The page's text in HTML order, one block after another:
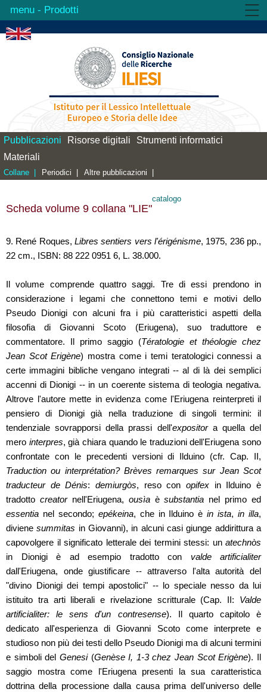
- Prodotti
Istituto
Attività
Pubblicazioni Risorse digitali
Strumenti informatici
Materiali
Collane | Periodici | Altre pubblicazioni |
Scheda volume 9 collana "LIE"
catalogo
9. René Roques, Libres sentiers vers l'érigénisme, 1975, 236 pp.,
22 cm., ISBN: 88 222 0951 6, L. 38.000.
Il volume comprende quattro saggi. Tre di essi prendono in
considerazione i legami che connettono temi e motivi dello
Pseudo Dionigi con alcuni fra i più caratteristici aspetti della
filosofia di Giovanni Scoto (Eriugena), suo traduttore e
commentatore. Il primo saggio (Tératologie et théologie chez
Jean Scot Erigène) mostra come i temi teratologici connessi a
certe immagini bibliche vengano integrati -- al di là dei semplici
accenni di Dionigi -- in un coerente sistema di teologia negativa.
Altrove l'autore mette in evidenza come l'Eriugena reinterpreti il
pensiero di Dionigi già nella traduzione di singoli termini: il
tendenziale sovrapporsi della prassi dell'expositora quella del
mero interpres, già chiara quando le traduzioni dell'Eriugena sono
confrontate con le precedenti versioni di Ilduino (cfr. Cap. II,
Traduction ou interprétation? Brèves remarques sur Jean Scot
traducteur de Dénis:demiurgòs, reso conopifex in Ilduino è
tradotto creatornell'Eriugena, ousìaèsubstantia nel primo ed
essentia nel secondo; epékeina, che in Ilduino èin ista,in illa,
divienesummitas in Giovanni), in alcuni casi giunge addirittura a
capovolgere il significato letterale dei termini stessi: un atechnòs
in Dionigi è ad esempio tradotto con valde artificialiter
dall'Eriugena, onde giustificare -- attraverso l'alta autorità del
"divino Dionigi dei tempi apostolici" -- lo speciale nesso da lui
istituito tra arti liberali e rivelazione scritturale (Cap. II: Valde
artificialiter: le sens d'un contresense). Il quarto capitolo è
dedicato all'esperienza di Giovanni Scoto come interprete e
studioso non più dei testi dello Pseudo Dionigi ma di alcuni termini
e simboli del Genesi(Genèse I, 1-3 chez Jean Scot Erigène). Il
saggio mostra come l'Eriugena presenti la sua caratteristica
dottrina della processione dalla causa prima dell'universo delle